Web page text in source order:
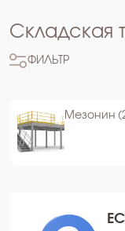
Складская
ФИЛЬТР
Мезонин